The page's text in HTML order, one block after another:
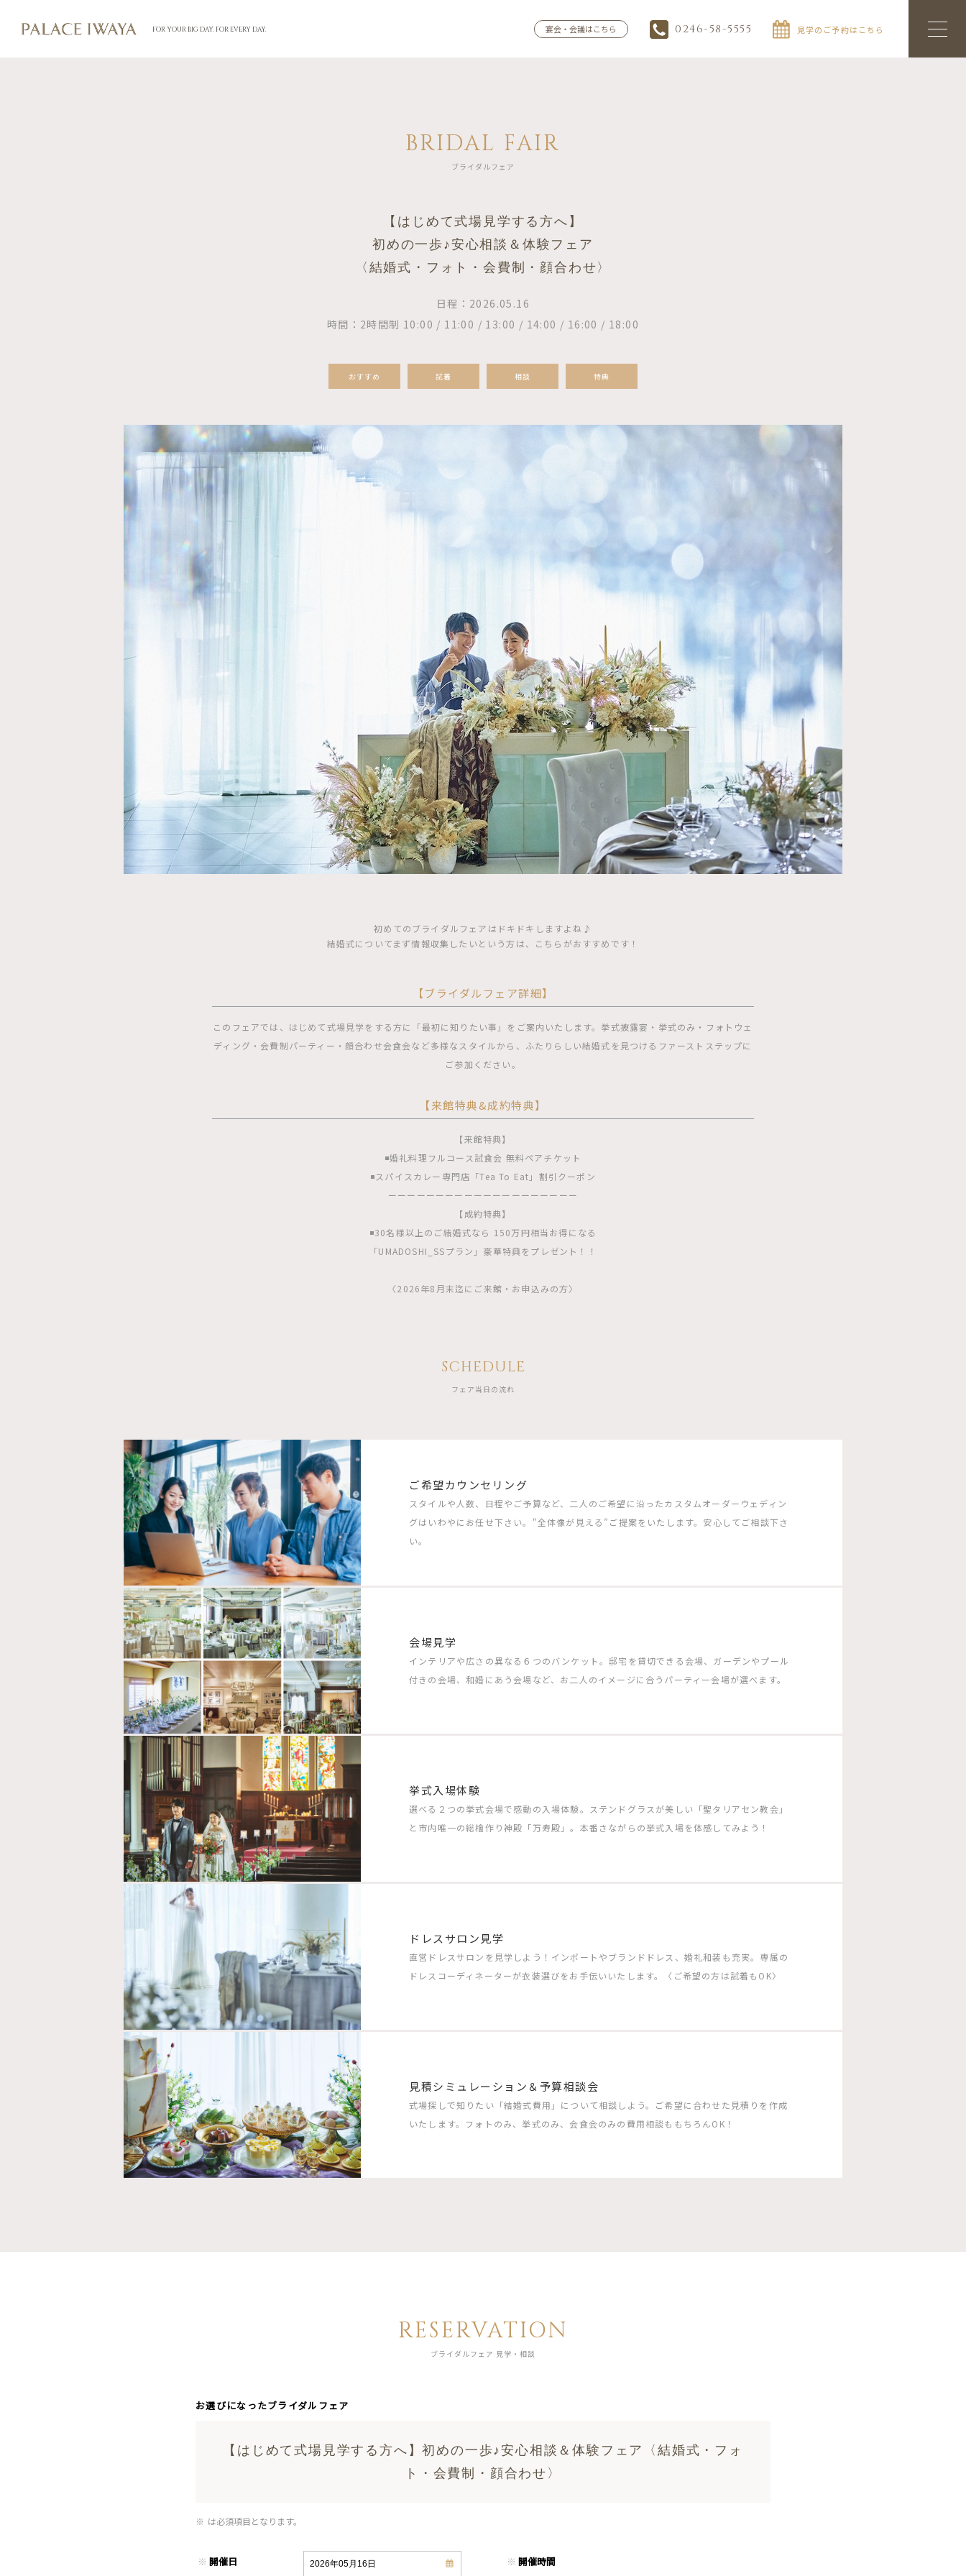
FOR YOUR BIG DAY. FOR EVERY DAY. 宴会・会議はこちら 0246-58-5555 見学のご予約はこちら
BRIDAL FAIR
ブライダルフェア
【はじめて式場見学する方へ】
初めの一歩♪安心相談＆体験フェア
〈結婚式・フォト・会費制・顔合わせ〉
日程：2026.05.16
時間：2時間制 10:00 / 11:00 / 13:00 / 14:00 / 16:00 / 18:00
おすすめ 試着 相談 特典
初めてのブライダルフェアはドキドキしますよね♪
結婚式についてまず情報収集したいという方は、こちらがおすすめです！
【ブライダルフェア詳細】
このフェアでは、はじめて式場見学をする方に「最初に知りたい事」をご案内いたします。挙式披露宴・挙式のみ・フォトウェ
ディング・会費制パーティー・顔合わせ会食会など多様なスタイルから、ふたりらしい結婚式を見つけるファーストステップに
ご参加ください。
【来館特典&成約特典】
【来館特典】
◾️婚礼料理フルコース試食会 無料ペアチケット
◾️スパイスカレー専門店「Tea To Eat」割引クーポン
ーーーーーーーーーーーーーーーーーーーー
【成約特典】
◾️30名様以上のご結婚式なら 150万円相当お得になる
「UMADOSHI_SSプラン」豪華特典をプレゼント！！
〈2026年8月末迄にご来館・お申込みの方〉
SCHEDULE
フェア当日の流れ
ご希望カウンセリング
スタイルや人数、日程やご予算など、二人のご希望に沿ったカスタムオーダーウェディン
グはいわやにお任せ下さい。"全体像が見える”ご提案をいたします。安心してご相談下さ
い。
会場見学
インテリアや広さの異なる６つのバンケット。邸宅を貸切できる会場、ガーデンやプール
付きの会場、和婚にあう会場など、お二人のイメージに合うパーティー会場が選べます。
挙式入場体験
選べる２つの挙式会場で感動の入場体験。ステンドグラスが美しい「聖タリアセン教会」
と市内唯一の総檜作り神殿「万寿殿」。本番さながらの挙式入場を体感してみよう！
ドレスサロン見学
直営ドレスサロンを見学しよう！インポートやブランドドレス、婚礼和装も充実。専属の
ドレスコーディネーターが衣装選びをお手伝いいたします。〈ご希望の方は試着もOK〉
見積シミュレーション＆予算相談会
式場探しで知りたい「結婚式費用」について相談しよう。ご希望に合わせた見積りを作成
いたします。フォトのみ、挙式のみ、会食会のみの費用相談ももちろんOK！
RESERVATION
ブライダルフェア 見学・相談
お選びになったブライダルフェア
【はじめて式場見学する方へ】初めの一歩♪安心相談＆体験フェア〈結婚式・フォ
ト・会費制・顔合わせ〉
※ は必須項目となります。
※ 開催日 ※ 開催時間